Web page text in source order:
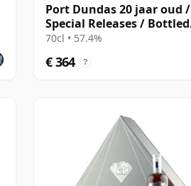
Port Dundas 20 jaar oud /
Special Releases / Bottled
2011
70cl • 57.4%
€ 364 ?